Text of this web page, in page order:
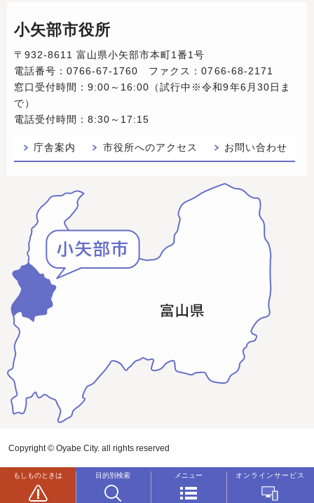
メニュー
もしものときは 目的別検索 オンラインサービス
小矢部市役所
〒932-8611 富山県小矢部市本町1番1号
電話番号：0766-67-1760 ファクス：0766-68-2171
窓口受付時間：9:00～16:00（試行中※令和9年6月30日ま
で）
電話受付時間：8:30～17:15
庁舎案内 市役所へのアクセス お問い合わせ
Copyright © Oyabe City. all rights reserved